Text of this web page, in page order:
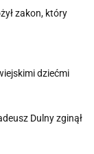
zakon, który
dziećmi
Dulny zginął